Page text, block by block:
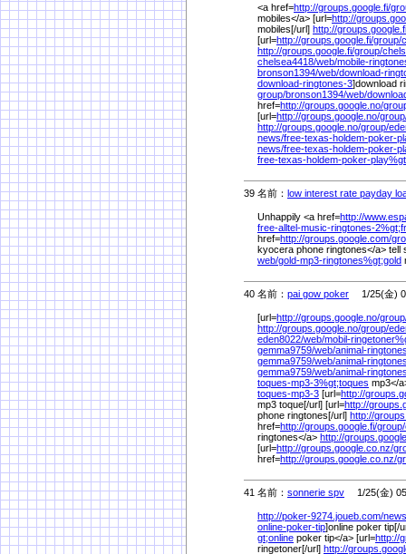
<a href=http://groups.google.fi/
mobiles</a> [url=http://
mobiles[/url] http://
[url=http://groups.google.fi/group/
http://groups.google.fi/group/
chelsea4418/web/mobile-
bronson1394/web/download-
download-ringtones-3]download
group/bronson1394/web/
href=http://groups.google.no/
[url=http://groups.google.no/
http://groups.google.no/group/
news/free-texas-holdem-poker-
news/free-texas-holdem-poker-
free-texas-holdem-poker-play%
39 名前： low interest rate payday
Unhappily <a href=http://
free-alltel-music-ringtones-2%
href=http://groups.google.com/
kyocera phone ringtones</a> tell
web/gold-mp3-ringtones%gt;gold
40 名前： pai gow poker 1/25(金)
[url=http://groups.google.no/
http://groups.google.no/group/
eden8022/web/mobil-ringetoner%
gemma9759/web/animal-
gemma9759/web/animal-
gemma9759/web/animal-
toques-mp3-3%gt;toques mp3</
toques-mp3-3 [url=http://
mp3 toque[/url] [url=http://
phone ringtones[/url] http://
href=http://groups.google.fi/group/
ringtones</a> http://
[url=http://groups.google.co.nz/
href=http://groups.google.co.nz/
41 名前： sonnerie spv 1/25(金)
http://poker-9274.joueb.com/
online-poker-tip]online poker tip[/
gt;online poker tip</a> [url=http://
ringetoner[/url] http://